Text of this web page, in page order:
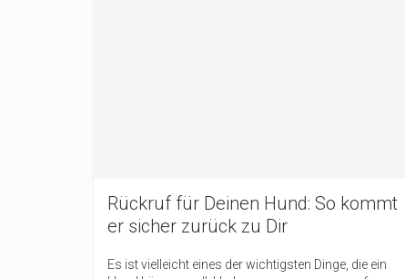
Rückruf für Deinen Hund: So kommt
er sicher zurück zu Dir
Es ist vielleicht eines der wichtigsten Dinge, die ein